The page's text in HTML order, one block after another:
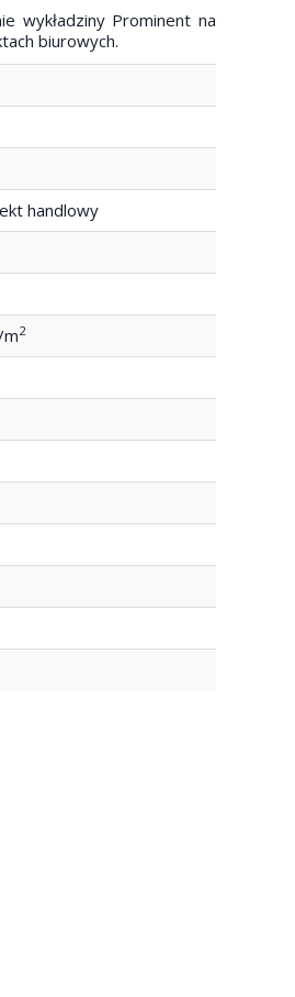
wykładziny Prominent na
biurowych.
handlowy
2